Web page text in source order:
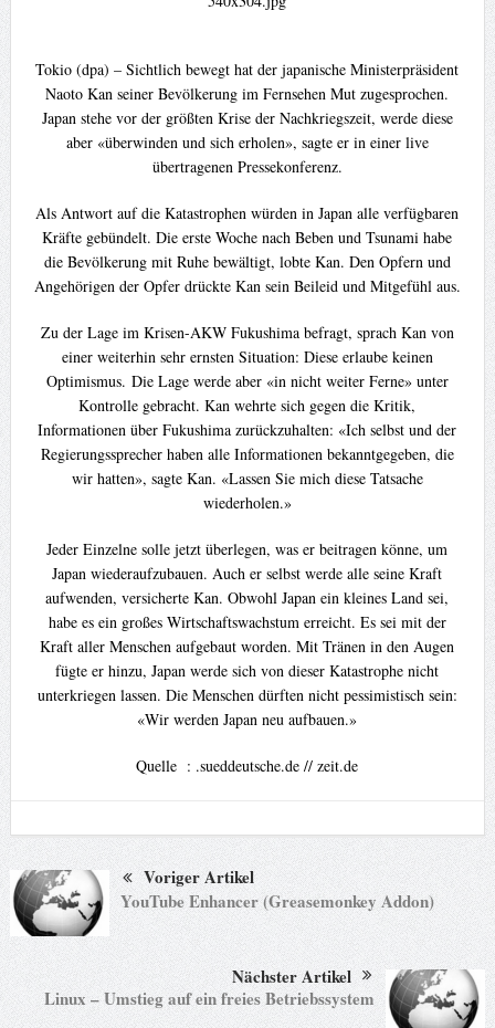
Tokio (dpa) – Sichtlich bewegt hat der japanische Ministerpräsident
Naoto Kan seiner Bevölkerung im Fernsehen Mut zugesprochen.
Japan stehe vor der größten Krise der Nachkriegszeit, werde diese
aber «überwinden und sich erholen», sagte er in einer live
übertragenen Pressekonferenz.
Als Antwort auf die Katastrophen würden in Japan alle verfügbaren
Kräfte gebündelt. Die erste Woche nach Beben und Tsunami habe
die Bevölkerung mit Ruhe bewältigt, lobte Kan. Den Opfern und
Angehörigen der Opfer drückte Kan sein Beileid und Mitgefühl aus.
Zu der Lage im Krisen-AKW Fukushima befragt, sprach Kan von
einer weiterhin sehr ernsten Situation: Diese erlaube keinen
Optimismus. Die Lage werde aber «in nicht weiter Ferne» unter
Kontrolle gebracht. Kan wehrte sich gegen die Kritik,
Informationen über Fukushima zurückzuhalten: «Ich selbst und der
Regierungssprecher haben alle Informationen bekanntgegeben, die
wir hatten», sagte Kan. «Lassen Sie mich diese Tatsache
wiederholen.»
Jeder Einzelne solle jetzt überlegen, was er beitragen könne, um
Japan wiederaufzubauen. Auch er selbst werde alle seine Kraft
aufwenden, versicherte Kan. Obwohl Japan ein kleines Land sei,
habe es ein großes Wirtschaftswachstum erreicht. Es sei mit der
Kraft aller Menschen aufgebaut worden. Mit Tränen in den Augen
fügte er hinzu, Japan werde sich von dieser Katastrophe nicht
unterkriegen lassen. Die Menschen dürften nicht pessimistisch sein:
«Wir werden Japan neu aufbauen.»
Quelle : .sueddeutsche.de // zeit.de
Voriger Artikel
YouTube Enhancer (Greasemonkey Addon)
Nächster Artikel
Linux – Umstieg auf ein freies Betriebssystem